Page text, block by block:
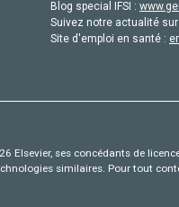
Blog special IFSI :
Suivez notre actualité
Site d'emploi en santé :
Elsevier, ses concédants de
similaires. Pour tout